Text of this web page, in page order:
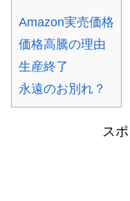
Amazon実売価格
価格高騰の理由
生産終了
永遠のお別れ？
ス